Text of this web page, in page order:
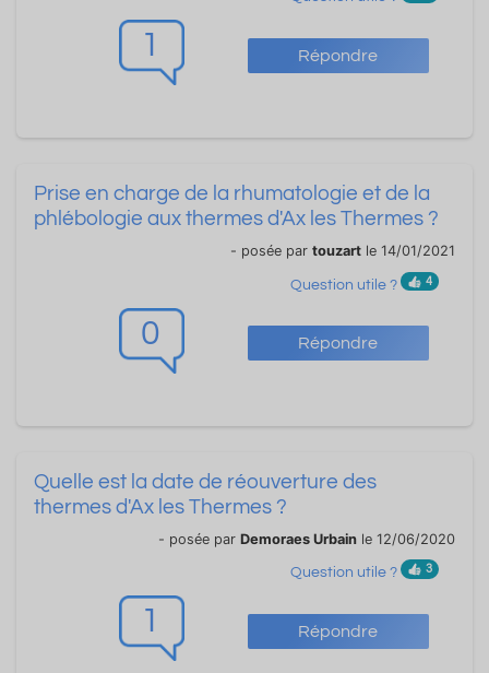
1 Répondre
0 Répondre
Prise en charge de la rhumatologie et de la
phlébologie aux thermes d'Ax les Thermes ?
- posée par touzart le 14/01/2021
Question utile ? 4
1 Répondre
Quelle est la date de réouverture des
thermes d'Ax les Thermes ?
- posée par Demoraes Urbain le 12/06/2020
Question utile ? 3